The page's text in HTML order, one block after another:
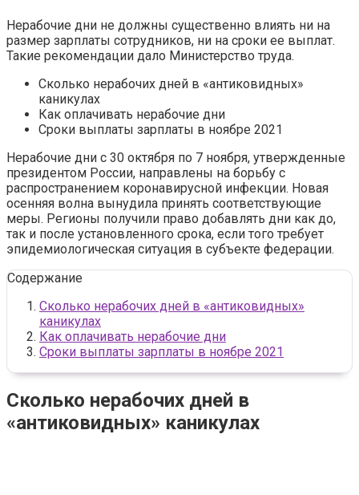
Нерабочие дни не должны существенно влиять ни на
размер зарплаты сотрудников, ни на сроки ее выплат.
Такие рекомендации дало Министерство труда.
Сколько нерабочих дней в «антиковидных»
каникулах
Как оплачивать нерабочие дни
Сроки выплаты зарплаты в ноябре 2021
Нерабочие дни с 30 октября по 7 ноября, утвержденные
президентом России, направлены на борьбу с
распространением коронавирусной инфекции. Новая
осенняя волна вынудила принять соответствующие
меры. Регионы получили право добавлять дни как до,
так и после установленного срока, если того требует
эпидемиологическая ситуация в субъекте федерации.
Содержание
Сколько нерабочих дней в «антиковидных»
каникулах
Как оплачивать нерабочие дни
Сроки выплаты зарплаты в ноябре 2021
Сколько нерабочих дней в
«антиковидных» каникулах